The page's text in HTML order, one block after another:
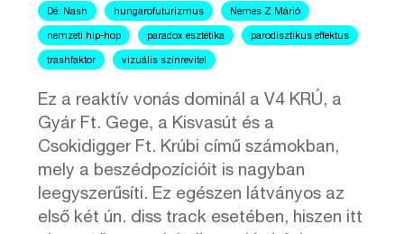
Dé: Nash hungarofuturizmus Nemes Z Márió
nemzeti hip-hop paradox esztétika parodisztikus effektus
trashfaktor vizuális színrevitel
Ez a reaktív vonás dominál a V4 KRÚ, a
Gyár Ft. Gege, a Kisvasút és a
Csokidigger Ft. Krúbi című számokban,
mely a beszédpozícióit is nagyban
leegyszerűsíti. Ez egészen látványos az
első két ún. diss track esetében, hiszen itt